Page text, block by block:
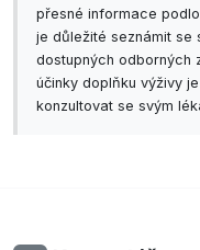
přesné informace
je důležité seznámit se
dostupných odborných
účinky doplňku výživy
konzultovat se svým